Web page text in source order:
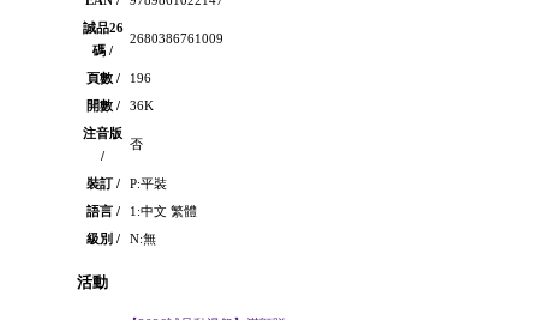
誠品26
碼 /
2680386761009
頁數 /
196
開數 /
36K
注音版
/
否
裝訂 /
P:平裝
語言 /
1:中文 繁體
級別 /
N:無
活動